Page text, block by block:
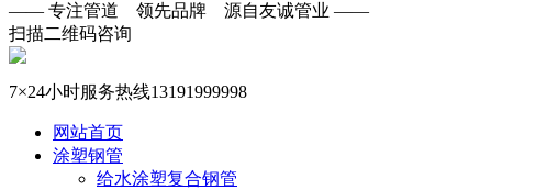
—— 专注管道 领先品牌 源自友诚管业 ——
扫描二维码咨询
7×24小时服务热线13191999998
网站首页
涂塑钢管
给水涂塑复合钢管